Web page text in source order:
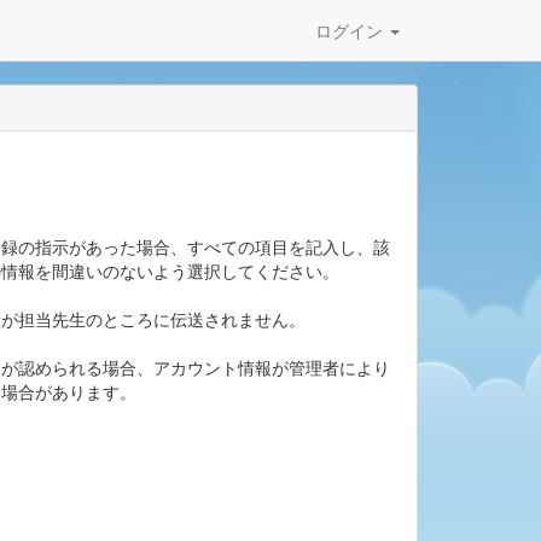
ログイン
の指示があった場合、すべての項目を記入し、該
報を間違いのないよう選択してください。
担当先生のところに伝送されません。
認められる場合、アカウント情報が管理者により
合があります。